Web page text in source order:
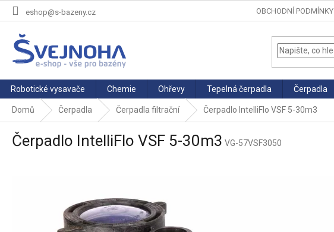
Přejít
eshop@s-bazeny.cz OBCHODNÍ PODMÍNKY
Robotické vysavače Chemie Ohřevy Tepelná čerpadla Čerpadla
Domů Čerpadla Čerpadla filtrační Čerpadlo IntelliFlo VSF 5-30m3
Čerpadlo IntelliFlo VSF 5-30m3 VG-57VSF3050